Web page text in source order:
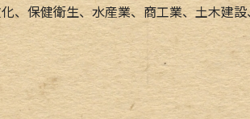
、保健衛生、水産業、商工業、土木建